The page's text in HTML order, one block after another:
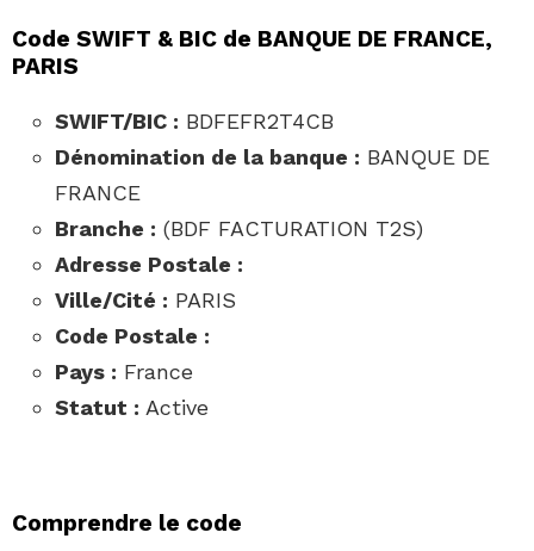
Code SWIFT & BIC de BANQUE DE FRANCE,
PARIS
SWIFT/BIC : BDFEFR2T4CB
Dénomination de la banque : BANQUE DE
FRANCE
Branche : (BDF FACTURATION T2S)
Adresse Postale :
Ville/Cité : PARIS
Code Postale :
Pays : France
Statut : Active
Comprendre le code